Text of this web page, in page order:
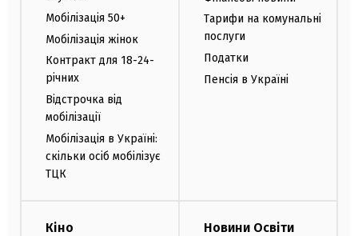
Мобілізація 50+
Мобілізація жінок
Контракт для 18-24-
річних
Відстрочка від
мобілізації
Мобілізація в Україні:
скільки осіб мобілізує
ТЦК
Тарифи на комунальні
послуги
Податки
Пенсія в Україні
Кіно Новини Освіти